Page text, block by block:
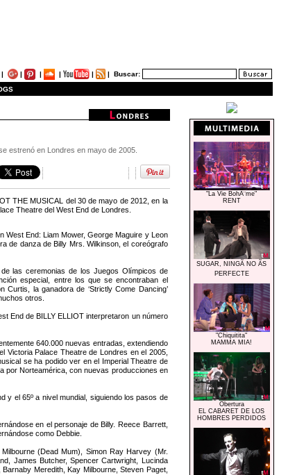
| | | | | Buscar:
estrenó en Londres en mayo de 2005.
THE MUSICAL del 30 de mayo de 2012, en la
Theatre del West End de Londres.
West End: Liam Mower, George Maguire y Leon
de danza de Billy Mrs. Wilkinson, el coreógrafo
las ceremonias de los Juegos Olímpicos de
especial, entre los que se encontraban el
la ganadora de ‘Strictly Come Dancing’
otros.
End de BILLY ELLIOT interpretaron un número
640.000 nuevas entradas, extendiendo
Victoria Palace Theatre de Londres en el 2005,
se ha podido ver en el Imperial Theatre de
por Norteamérica, con nuevas producciones en
y el 65º a nivel mundial, siguiendo los pasos de
en el personaje de Billy. Reece Barrett,
como Debbie.
(Dead Mum), Simon Ray Harvey (Mr.
James Butcher, Spencer Cartwright, Lucinda
Meredith, Kay Milbourne, Steven Paget,
"La Vie BohÃ¨me"
RENT
SUGAR, NINGÃ NO ÃS
PERFECTE
"Chiquitita"
MAMMA MIA!
Obertura
EL CABARET DE LOS
HOMBRES PERDIDOS